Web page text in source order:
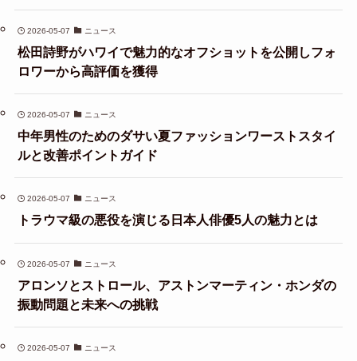
2026-05-07 ニュース
松田詩野がハワイで魅力的なオフショットを公開しフォ
ロワーから高評価を獲得
2026-05-07 ニュース
中年男性のためのダサい夏ファッションワーストスタイ
ルと改善ポイントガイド
2026-05-07 ニュース
トラウマ級の悪役を演じる日本人俳優5人の魅力とは
2026-05-07 ニュース
アロンソとストロール、アストンマーティン・ホンダの
振動問題と未来への挑戦
2026-05-07 ニュース